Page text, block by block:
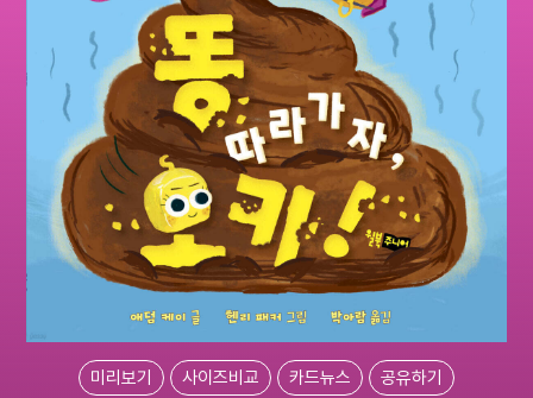
미리보기 사이즈비교 카드뉴스 공유하기